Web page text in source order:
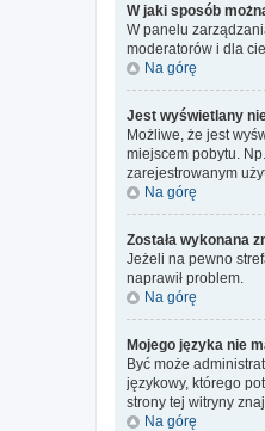
W jaki sposób
W panelu
moderatorów i dla
Na górę
Jest wyświetlany
Możliwe, że jest
miejscem pobytu.
zarejestrowanym
Na górę
Została wykonana
Jeżeli na pewno
naprawił problem.
Na górę
Mojego języka nie
Być może
językowy, którego
strony tej witryny
Na górę